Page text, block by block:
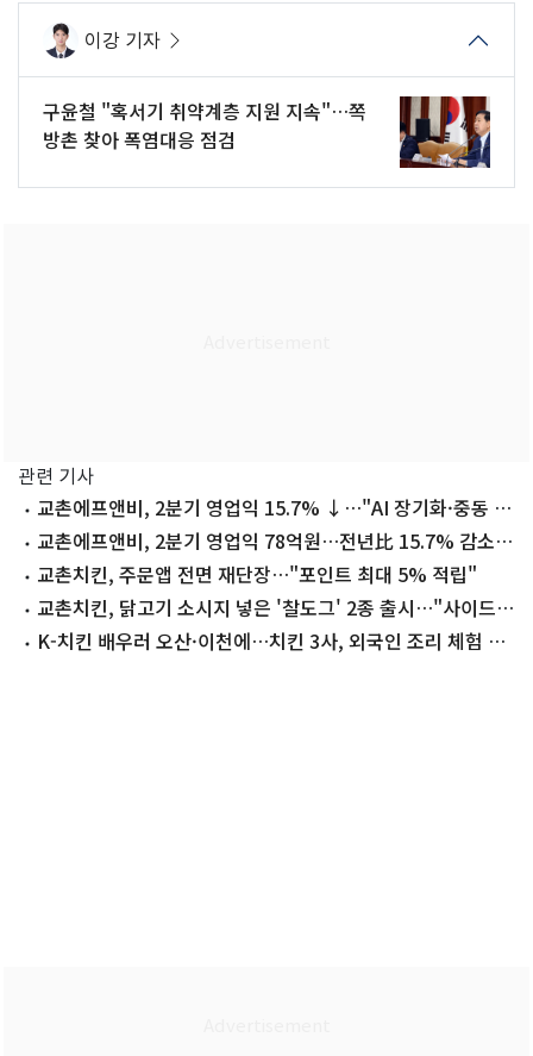
이강 기자
구윤철 "혹서기 취약계층 지원 지속"…쪽
방촌 찾아 폭염대응 점검
관련 기사
교촌에프앤비, 2분기 영업익 15.7% ↓…"AI 장기화·중동 여
파"(상보)
교촌에프앤비, 2분기 영업익 78억원…전년比 15.7% 감소(1
보)교촌치킨, 주문앱 전면 재단장…"포인트 최대 5% 적립"
교촌치킨, 닭고기 소시지 넣은 '찰도그' 2종 출시…"사이드
라인업 확대"
K-치킨 배우러 오산·이천에…치킨 3사, 외국인 조리 체험 늘